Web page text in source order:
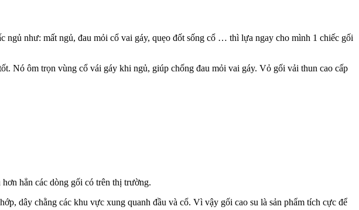
như: mất ngủ, đau mỏi cổ vai gáy, quẹo đốt sống cổ … thì lựa ngay cho mình 1 chiếc gối
Nó ôm trọn vùng cổ vái gáy khi ngủ, giúp chống đau mỏi vai gáy. Vỏ gối vải thun cao cấp
hẳn các dòng gối có trên thị trường.
dây chằng các khu vực xung quanh đầu và cổ. Vì vậy gối cao su là sản phẩm tích cực để